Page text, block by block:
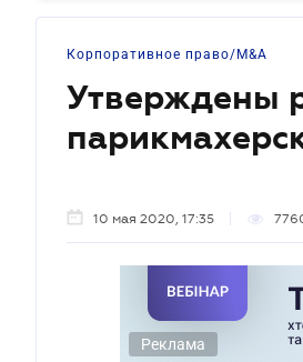
Корпоративное право/M&A
Утверждены
10 мая 2020, 17:35
Реклама